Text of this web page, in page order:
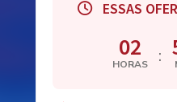
ESSAS
02
HORAS :